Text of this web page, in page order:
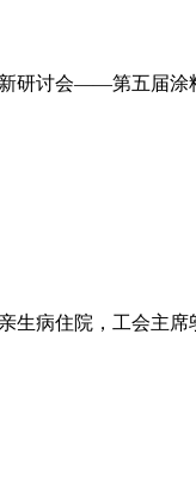
新研讨会——第五届
生病住院，工会主